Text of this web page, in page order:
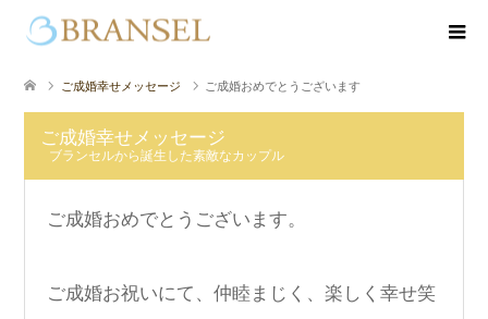
ご成婚幸せメッセージ ご成婚おめでとうございます
ご成婚幸せメッセージ
ブランセルから誕生した素敵なカップル
ご成婚おめでとうございます。
ご成婚お祝いにて、仲睦まじく、楽しく幸せ笑